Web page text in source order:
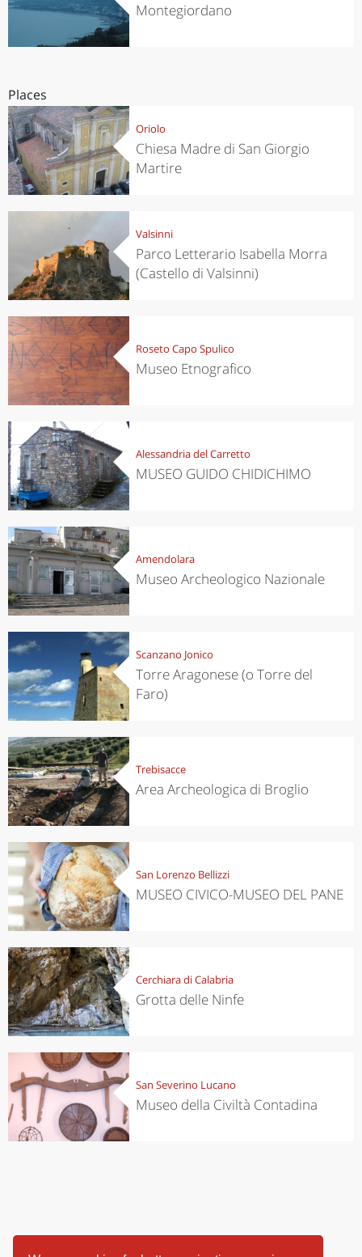
Montegiordano
Places
Oriolo
Chiesa Madre di San Giorgio
Martire
Valsinni
Parco Letterario Isabella Morra
(Castello di Valsinni)
Roseto Capo Spulico
Museo Etnografico
Alessandria del Carretto
MUSEO GUIDO CHIDICHIMO
Amendolara
Museo Archeologico Nazionale
Scanzano Jonico
Torre Aragonese (o Torre del
Faro)
Trebisacce
Area Archeologica di Broglio
San Lorenzo Bellizzi
MUSEO CIVICO-MUSEO DEL PANE
Cerchiara di Calabria
Grotta delle Ninfe
San Severino Lucano
Museo della Civiltà Contadina